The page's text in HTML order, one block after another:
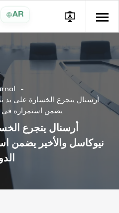
AR
أرسنال يتجرع الخسارة على يد
يضمن استمراره في
أرسنال يتجرع
نيوكاسل والأخير يضمن